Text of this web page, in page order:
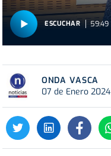
ESCUCHAR 59:49
ONDA VASCA
07 de Enero 2024